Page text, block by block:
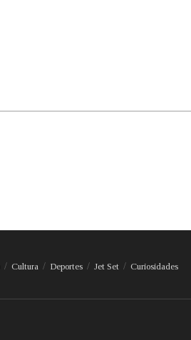
Cultura Deportes Jet Set Curiosidades